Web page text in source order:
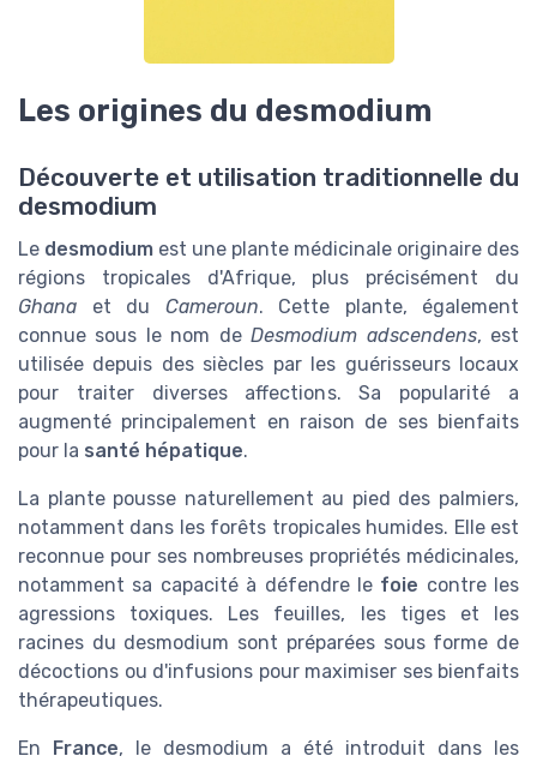
Les origines du desmodium
Découverte et utilisation traditionnelle du
desmodium
Le desmodium est une plante médicinale originaire des
régions tropicales d'Afrique, plus précisément du
Ghana et du Cameroun. Cette plante, également
connue sous le nom deDesmodium adscendens, est
utilisée depuis des siècles par les guérisseurs locaux
pour traiter diverses affections. Sa popularité a
augmenté principalement en raison de ses bienfaits
pour la santé hépatique.
La plante pousse naturellement au pied des palmiers,
notamment dans les forêts tropicales humides. Elle est
reconnue pour ses nombreuses propriétés médicinales,
notamment sa capacité à défendre le foie contre les
agressions toxiques. Les feuilles, les tiges et les
racines du desmodium sont préparées sous forme de
décoctions ou d'infusions pour maximiser ses bienfaits
thérapeutiques.
En France, le desmodium a été introduit dans les